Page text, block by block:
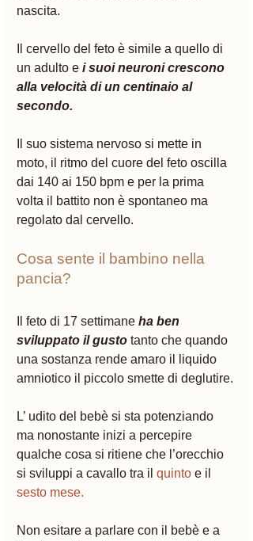
nascita.
Il cervello del feto è simile a quello di
un adulto e i suoi neuroni crescono
alla velocità di un centinaio al
secondo.
Il suo sistema nervoso si mette in
moto, il ritmo del cuore del feto oscilla
dai 140 ai 150 bpm e per la prima
volta il battito non è spontaneo ma
regolato dal cervello.
Cosa sente il bambino nella
pancia?
Il feto di 17 settimane ha ben
sviluppato il gusto tanto che quando
una sostanza rende amaro il liquido
amniotico il piccolo smette di deglutire.
L’ udito del bebè si sta potenziando
ma nonostante inizi a percepire
qualche cosa si ritiene che l’orecchio
si sviluppi a cavallo tra il quinto e il
sesto mese.
Non esitare a parlare con il bebè e a